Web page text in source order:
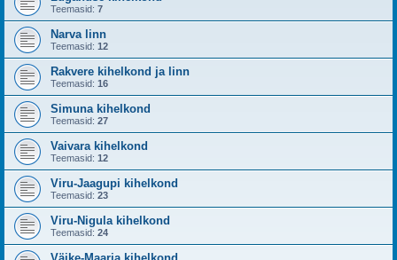
Teemasid: 7
Narva linn
Teemasid: 12
Rakvere kihelkond ja linn
Teemasid: 16
Simuna kihelkond
Teemasid: 27
Vaivara kihelkond
Teemasid: 12
Viru-Jaagupi kihelkond
Teemasid: 23
Viru-Nigula kihelkond
Teemasid: 24